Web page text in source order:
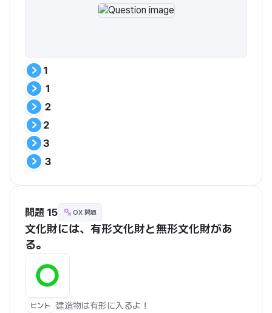
1
１
２
2
3
３
問題 15 OX 問題
文化財には、有形文化財と無形文化財があ
る。
ヒント 建造物は有形に入るよ！